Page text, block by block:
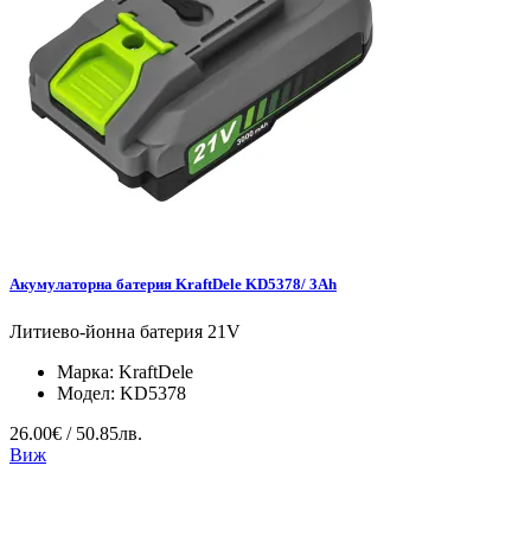
Акумулаторна батерия KraftDele KD5378/ 3Ah
Литиево-йонна батерия 21V
Марка: KraftDele
Модел: KD5378
26.00€ / 50.85лв.
Виж